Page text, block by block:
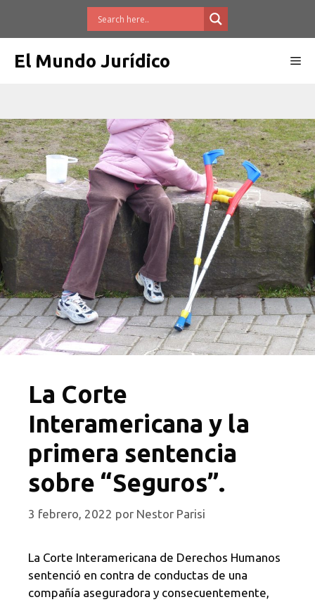
El Mundo Jurídico
La Corte
Interamericana y la
primera sentencia
sobre “Seguros”.
3 febrero, 2022 por Nestor Parisi
La Corte Interamericana de Derechos Humanos
sentenció en contra de conductas de una
compañía aseguradora y consecuentemente,